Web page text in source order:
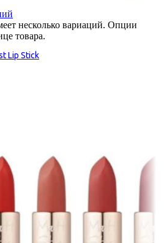
несколько вариаций. Опции
товара.
Lip Stick